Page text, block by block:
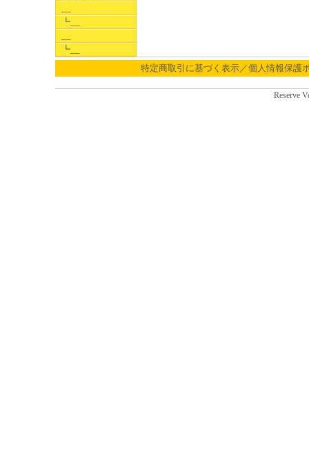
┗__
┗__
特定商取引に基づく表示／個人情報保護
Reserve